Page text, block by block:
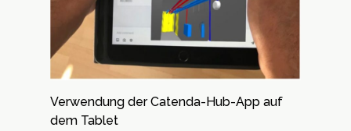
Verwendung der Catenda-Hub-App auf
dem Tablet